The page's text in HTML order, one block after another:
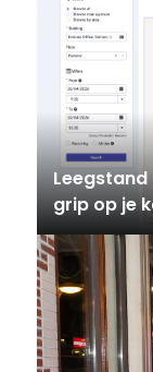
Leegstand
grip op je